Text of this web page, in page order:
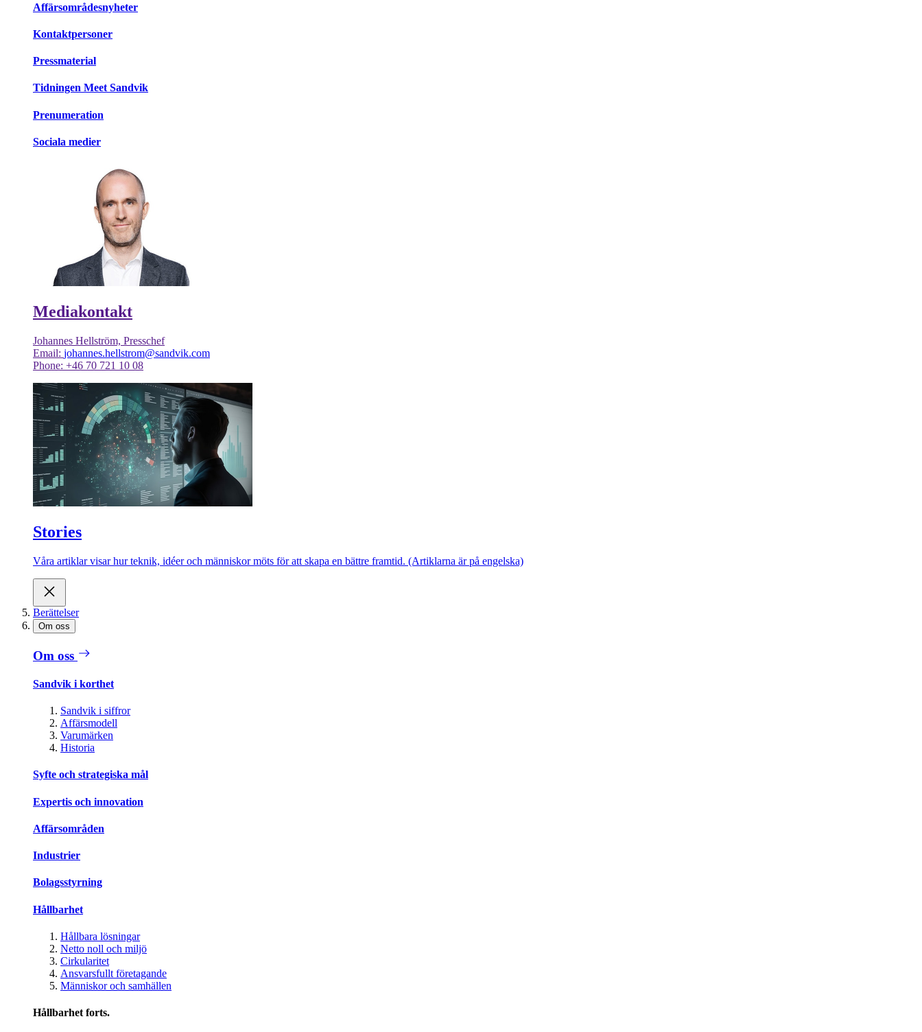
Affärsområdesnyheter
Kontaktpersoner
Pressmaterial
Tidningen Meet Sandvik
Prenumeration
Sociala medier
Mediakontakt
Johannes Hellström, Presschef
Email: johannes.hellstrom@sandvik.com
Phone: +46 70 721 10 08
Stories
Våra artiklar visar hur teknik, idéer och människor möts för att skapa en bättre framtid. (Artiklarna är på engelska)
Berättelser
Om oss
Om oss
Sandvik i korthet
Sandvik i siffror
Affärsmodell
Varumärken
Historia
Syfte och strategiska mål
Expertis och innovation
Affärsområden
Industrier
Bolagsstyrning
Hållbarhet
Hållbara lösningar
Netto noll och miljö
Cirkularitet
Ansvarsfullt företagande
Människor och samhällen
Hållbarhet forts.